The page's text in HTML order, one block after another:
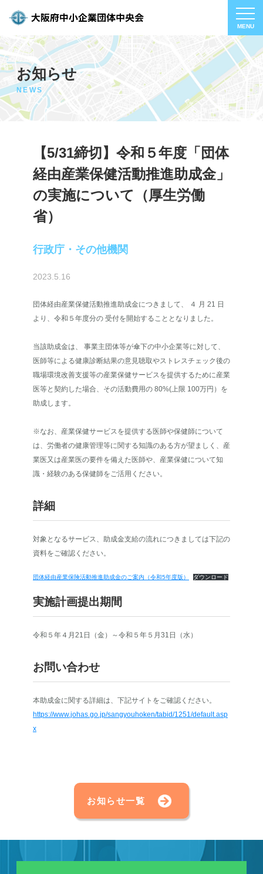
お知らせ
NEWS
【5/31締切】令和５年度「団体
経由産業保健活動推進助成金」
の実施について（厚生労働
省）
行政庁・その他機関
2023.5.16
団体経由産業保健活動推進助成金につきまして、 ４ 月 21 日
より、令和５年度分の 受付を開始することとなりました。
当該助成金は、 事業主団体等が傘下の中小企業等に対して、
医師等による健康診断結果の意見聴取やストレスチェック後の
職場環境改善支援等の産業保健サービスを提供するために産業
医等と契約した場合、その活動費用の 80%(上限 100万円）を
助成します。
※なお、産業保健サービスを提供する医師や保健師について
は、労働者の健康管理等に関する知識のある方が望ましく、産
業医又は産業医の要件を備えた医師や、産業保健について知
識・経験のある保健師をご活用ください。
詳細
対象となるサービス、助成金支給の流れにつきましては下記の
資料をご確認ください。
団体経由産業保険活動推進助成金のご案内（令和5年度版） ダウンロード
実施計画提出期間
令和５年４月21日（金）～令和５年５月31日（水）
お問い合わせ
本助成金に関する詳細は、下記サイトをご確認ください。
https://www.johas.go.jp/sangyouhoken/tabid/1251/default.asp
x
お知らせ一覧